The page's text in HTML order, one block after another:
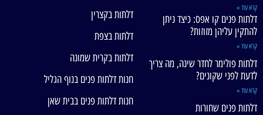
קרא עוד »
דלתות פנים קו אפס: כיצד ניתן
להתקין עליהן מזוזות?
קרא עוד »
דלתות פולימר לחדר שינה, מה צריך
לדעת לפני שקונים?
קרא עוד »
דלתות פנים שחורות
דלתות בקצרין
דלתות בצפת
דלתות בקרית שמונה
חנות דלתות פנים בנוף הגליל
חנות דלתות פנים בבית שאן